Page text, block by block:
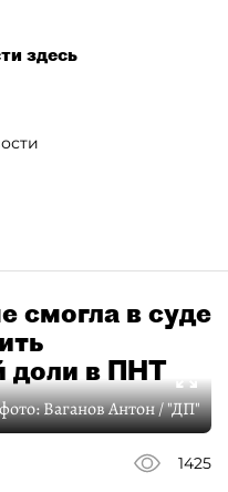
здесь
смогла в суде
доли в ПНТ
Ваганов Антон / "ДП"
1425